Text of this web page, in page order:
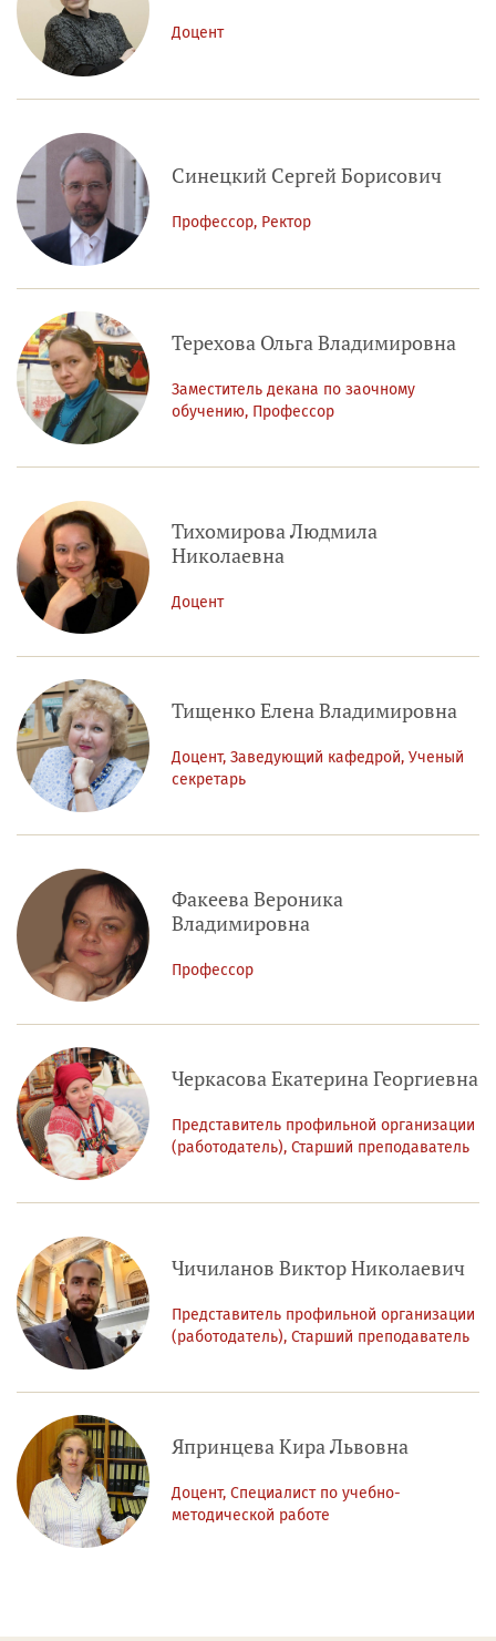
Доцент
Синецкий Сергей Борисович
Профессор, Ректор
Терехова Ольга Владимировна
Заместитель декана по заочному
обучению, Профессор
Тихомирова Людмила
Николаевна
Доцент
Тищенко Елена Владимировна
Доцент, Заведующий кафедрой, Ученый
секретарь
Факеева Вероника
Владимировна
Профессор
Черкасова Екатерина Георгиевна
Представитель профильной организации
(работодатель), Старший преподаватель
Чичиланов Виктор Николаевич
Представитель профильной организации
(работодатель), Старший преподаватель
Япринцева Кира Львовна
Доцент, Специалист по учебно-
методической работе